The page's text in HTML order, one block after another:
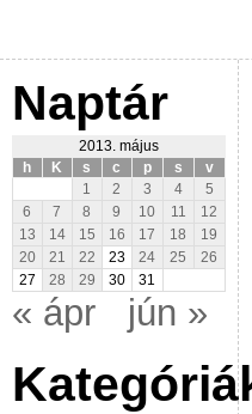
Naptár
2013. május
h
K s c p s
v
1
2 3 4
5
6
7 8 9 10 11
12
13
14 15 16 17 18
19
20
21 22 23 24 25
26
27
28 29 30 31
« ápr jún »